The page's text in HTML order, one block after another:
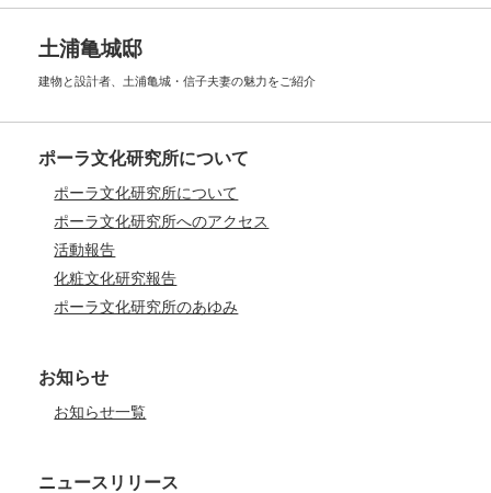
土浦亀城邸
建物と設計者、土浦亀城・信子夫妻の魅力をご紹介
ポーラ文化研究所について
ポーラ文化研究所について
ポーラ文化研究所へのアクセス
活動報告
化粧文化研究報告
ポーラ文化研究所のあゆみ
お知らせ
お知らせ一覧
ニュースリリース